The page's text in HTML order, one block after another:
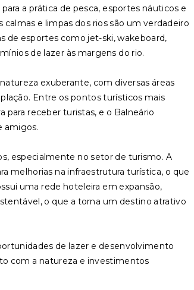
a prática de pesca, esportes náuticos e
calmas e limpas dos rios são um verdadeiro
de esportes como jet-ski, wakeboard,
de lazer às margens do rio.
exuberante, com diversas áreas
Entre os pontos turísticos mais
para receber turistas, e o Balneário
amigos.
especialmente no setor de turismo. A
melhorias na infraestrutura turística, o que
uma rede hoteleira em expansão,
o que a torna um destino atrativo
de lazer e desenvolvimento
com a natureza e investimentos